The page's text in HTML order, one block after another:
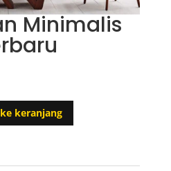
Minimalis
keranjang